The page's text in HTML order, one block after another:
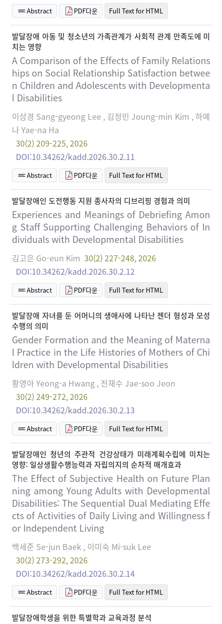
Abstract PDF다운 Full Text for HTML
발달장애 아동 및 청소년의 가족관계가 사회적 관계 만족도에 미
치는 영향
A Comparison of the Effects of Family Relations
hips on Social Relationship Satisfaction betwee
n Children and Adolescents with Developmenta
l Disabilities
이상경 Sang-gyeong Lee , 김정민 Joung-min Kim , 하예
나 Yae-na Ha
30(2) 209-225, 2026
DOI:10.34262/kadd.2026.30.2.11
Abstract PDF다운 Full Text for HTML
발달장애인 도전행동 지원 종사자의 디브리핑 경험과 의미
Experiences and Meanings of Debriefing Amon
g Staff Supporting Challenging Behaviors of In
dividuals with Developmental Disabilities
김고은 Go-eun Kim 30(2) 227-248, 2026
DOI:10.34262/kadd.2026.30.2.12
Abstract PDF다운 Full Text for HTML
발달장애 자녀를 둔 어머니의 생애사에 나타난 젠더 형성과 모성
수행의 의미
Gender Formation and the Meaning of Materna
l Practice in the Life Histories of Mothers of Chi
ldren with Developmental Disabilities
황영아 Yeong-a Hwang , 전재수 Jae-soo Jeon
30(2) 249-272, 2026
DOI:10.34262/kadd.2026.30.2.13
Abstract PDF다운 Full Text for HTML
발달장애인 청년의 주관적 건강상태가 미래계획수립에 미치는
영향: 일상생활수행능력과 자립의지의 순차적 매개효과
The Effect of Subjective Health on Future Plan
ning among Young Adults with Developmental
Disabilities: The Sequential Dual Mediating Effe
cts of Activities of Daily Living and Willingness f
or Independent Living
백세준 Se-jun Baek , 이미숙 Mi-suk Lee
30(2) 273-292, 2026
DOI:10.34262/kadd.2026.30.2.14
Abstract PDF다운 Full Text for HTML
발달장애학생을 위한 특별학과 교육과정 분석